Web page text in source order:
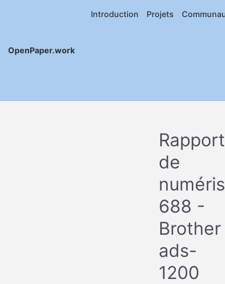
OpenPaper.work
Introduction Projets
Rapport
de
688 -
Brother
ads-
1200